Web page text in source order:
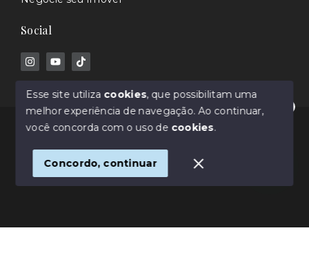
Olá! Estamos disponíveis para te ajudar.
Social
© Copyright 2026 - Rafael Barros - Corretor de
SITE PARA IMOBILIARIA
Esse site utiliza cookies, que possibilitam uma
melhor experiência de navegação.Ao continuar,
você concorda com o uso de cookies.
Concordo, continuar